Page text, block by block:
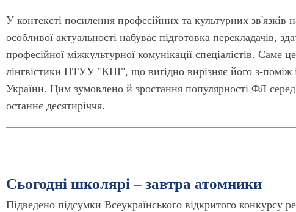
У контексті посилення професійних та культурних
особливої актуальності набуває підготовка перекладачів,
професійної міжкультурної комунікації спеціалістів. Саме
лінгвістики НТУУ "КПІ", що вигідно вирізняє його з-
України. Цим зумовлено й зростання популярності ФЛ серед
останнє десятиріччя.
Сьогодні школярі – завтра атомники
Підведено підсумки Всеукраїнського відкритого конкурсу